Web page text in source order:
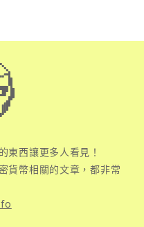
東西讓更多人看見！
貨幣相關的文章，都非常